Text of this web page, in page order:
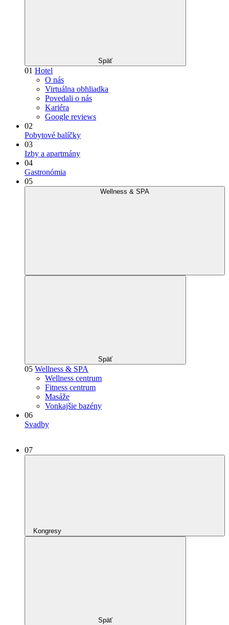
Späť
01 Hotel
O nás
Virtuálna obhliadka
Povedali o nás
Kariéra
Google reviews
02
Pobytové balíčky
03
Izby a apartmány
04
Gastronómia
05
Wellness & SPA
Späť
05 Wellness & SPA
Wellness centrum
Fitness centrum
Masáže
Vonkajšie bazény
06
Svadby
07
Kongresy
Späť